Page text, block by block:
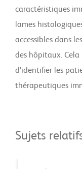
caractéristiques
lames
accessibles dans
des hôpitaux.
d’identifier les
thérapeutiques
Sujets